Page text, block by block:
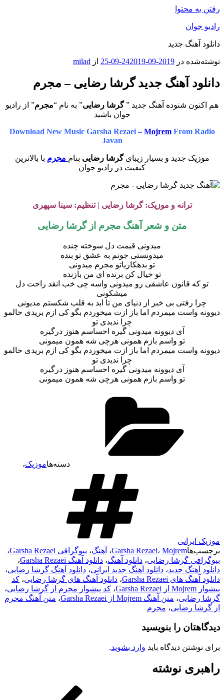
رفتن به محتوا
رادیو جوان
دانلود آهنگ جدید
نوشته‌شده در 2019-09-24
2019-09-25 از milad
دانلود آهنگ جدید گرشا رضایی – مجرم
هم اکنون شنوده آهنگ جدید ”گرشا رضایی” به نام “مجرم” از رادیو
جوان باشید
Download New Music Garsha Rezaei – MojremFrom Radio
Javan
موزیک جدید و بسیار زیبایگرشا رضایی بنام مجرم با بالاترین
کیفیت در رادیو جوان
ترانه و موزیک: گرشا رضایی | تنظیم: سینا سپهری
متن و شعر آهنگ مجرم از گرشا رضایی
میدونی قیمت دل سوخته چنده
میدونستی جونم به عشق تو بنده
تو بدهکاریاتو مجرم میدونی
تو خیال کن برنده ای من بازنده
تو که قانون عاشقی رو میدونی واسه چی خب انقد راحت دل
میشکونی
چرا رفتی بی خبر از دنیای من تا ابد به قلب شکستم مدیونی
دیوونه واست میمردم اما باز ازت میخوردم بگو کی ازم بریدی حالمو
چرا ندیدی تو
آی دیوونه میدونی گیره احساسم هنوز درگیره
تو واسم بازم همونی هرچی شه همون میمونی
دیوونه واست میمردم اما باز ازت میخوردم بگو کی ازم بریدی حالمو
چرا ندیدی تو
آی دیوونه میدونی گیره احساسم هنوز درگیره
تو واسم بازم همونی هرچی شه همون میمونی
دسته‌هاموزیک،
موزیک ایرانی
برچسب‌ها
Garsha Rezaei، Mojrem ، آهنگ، بیوگرافی Garsha Rezaei
،
بیوگرافی گرشا رضایی، دانلود آهنگ، دانلود آهنگ Garsha Rezaei
،
دانلود آهنگ جدید، دانلود آهنگ جدید ایرانی، دانلود آهنگ گرشا رضایی،
دانلود آهنگ های Garsha Rezaei
، دانلود آهنگ های گرشا رضایی، کد
پیشواز Mojrem از Garsha Rezaei
، کد پیشواز مجرم از گرشا رضایی،
گرشا رضایی، متن آهنگ Mojrem از Garsha Rezaei ، متن آهنگ مجرم
از گرشا رضایی، مجرم
دیدگاهتان را بنویسید
برای نوشتن دیدگاه باید وارد بشوید.
راهبری نوشته